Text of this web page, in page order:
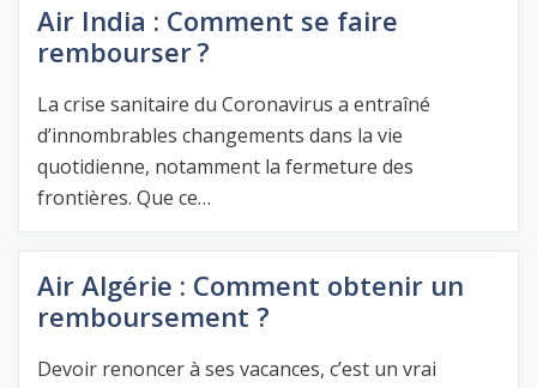
Air India : Comment se faire
rembourser ?
La crise sanitaire du Coronavirus a entraîné
d’innombrables changements dans la vie
quotidienne, notamment la fermeture des
frontières. Que ce…
Air Algérie : Comment obtenir un
remboursement ?
Devoir renoncer à ses vacances, c’est un vrai